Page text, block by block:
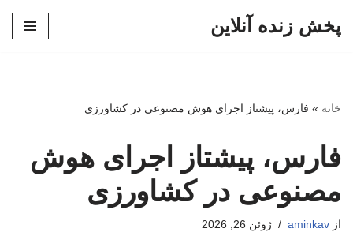
پخش زنده آنلاین
خانه » فارس، پیشتاز اجرای هوش مصنوعی در کشاورزی
فارس، پیشتاز اجرای هوش
مصنوعی در کشاورزی
از aminkav ژوئن 26, 2026